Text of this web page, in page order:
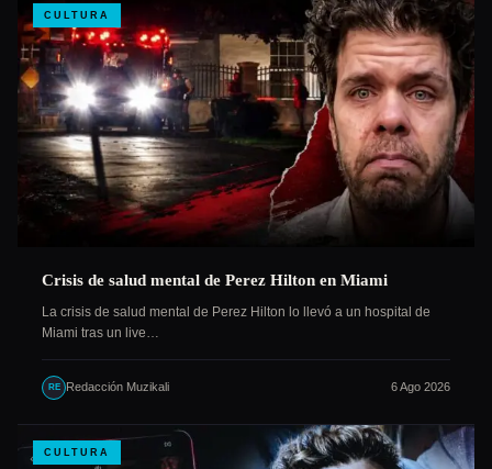
CULTURA
Crisis de salud mental de Perez Hilton en Miami
La crisis de salud mental de Perez Hilton lo llevó a un hospital de
Miami tras un live…
RE Redacción Muzikali 6 Ago 2026
CULTURA